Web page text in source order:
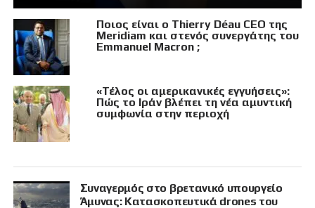
Ποιος είναι ο Thierry Déau CEO της
Meridiam και στενός συνεργάτης του
Emmanuel Macron ;
«Τέλος οι αμερικανικές εγγυήσεις»:
Πώς το Ιράν βλέπει τη νέα αμυντική
συμφωνία στην περιοχή
Συναγερμός στο βρετανικό υπουργείο
Άμυνας: Κατασκοπευτικά drones του